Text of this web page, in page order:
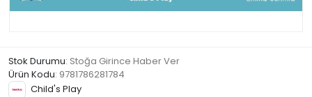
Stok Durumu: Stoğa Girince Haber Ver
Ürün Kodu: 9781786281784
Child's Play